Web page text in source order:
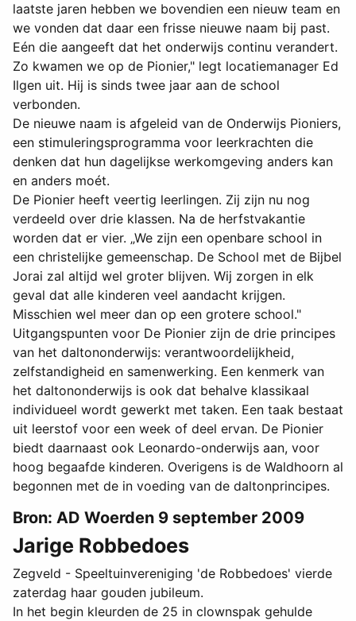
laatste jaren hebben we bovendien een nieuw team en
we vonden dat daar een frisse nieuwe naam bij past.
Eén die aangeeft dat het onderwijs continu verandert.
Zo kwamen we op de Pionier," legt locatiemanager Ed
Ilgen uit. Hij is sinds twee jaar aan de school
verbonden.
De nieuwe naam is afgeleid van de Onderwijs Pioniers,
een stimuleringsprogramma voor leerkrachten die
denken dat hun dagelijkse werkomgeving anders kan
en anders moét.
De Pionier heeft veertig leerlingen. Zij zijn nu nog
verdeeld over drie klassen. Na de herfstvakantie
worden dat er vier. „We zijn een openbare school in
een christelijke gemeenschap. De School met de Bijbel
Jorai zal altijd wel groter blijven. Wij zorgen in elk
geval dat alle kinderen veel aandacht krijgen.
Misschien wel meer dan op een grotere school."
Uitgangspunten voor De Pionier zijn de drie principes
van het daltononderwijs: verantwoordelijkheid,
zelfstandigheid en samenwerking. Een kenmerk van
het daltononderwijs is ook dat behalve klassikaal
individueel wordt gewerkt met taken. Een taak bestaat
uit leerstof voor een week of deel ervan. De Pionier
biedt daarnaast ook Leonardo-onderwijs aan, voor
hoog begaafde kinderen. Overigens is de Waldhoorn al
begonnen met de in voeding van de daltonprincipes.
Bron: AD Woerden 9 september 2009
Jarige Robbedoes
Zegveld - Speeltuinvereniging 'de Robbedoes' vierde
zaterdag haar gouden jubileum.
In het begin kleurden de 25 in clownspak gehulde